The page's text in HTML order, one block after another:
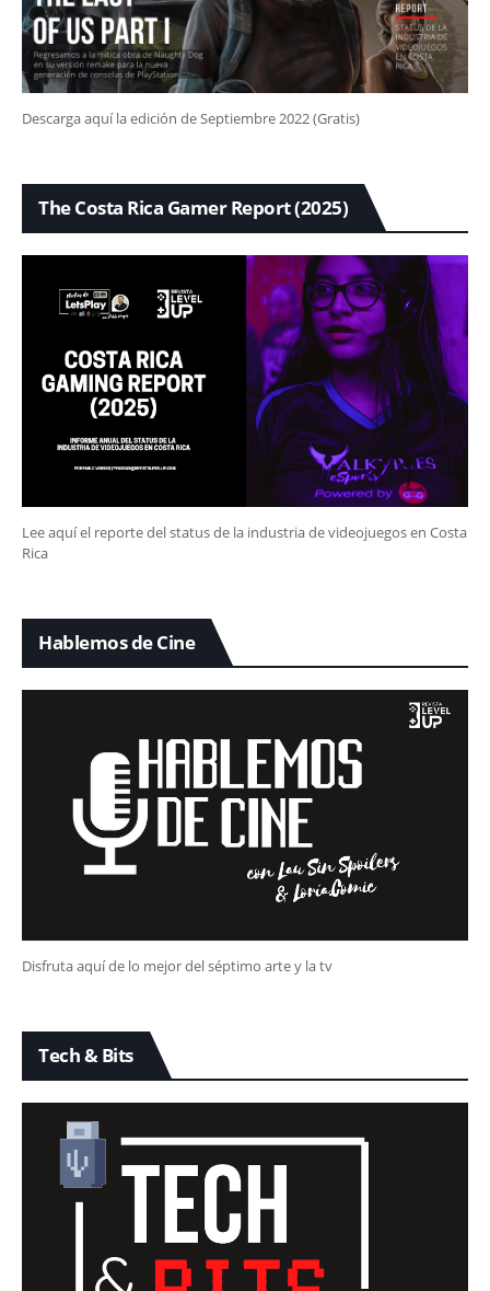
Descarga aquí la edición de Septiembre 2022 (Gratis)
The Costa Rica Gamer Report (2025)
Lee aquí el reporte del status de la industria de videojuegos en Costa
Rica
Hablemos de Cine
Disfruta aquí de lo mejor del séptimo arte y la tv
Tech & Bits